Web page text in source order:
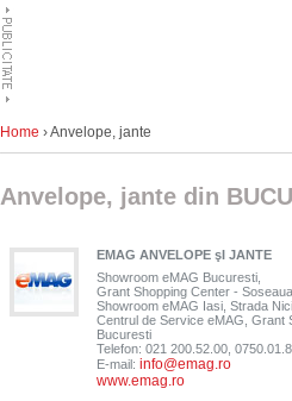
Home › Anvelope, jante
Anvelope, jante din
EMAG ANVELOPE şI JANTE
Showroom eMAG Bucuresti,
Grant Shopping Center -
Showroom eMAG Iasi, Strada
Centrul de Service eMAG, Grant
Bucuresti
Telefon: 021 200.52.00,
E-mail: info@emag.ro
www.emag.ro